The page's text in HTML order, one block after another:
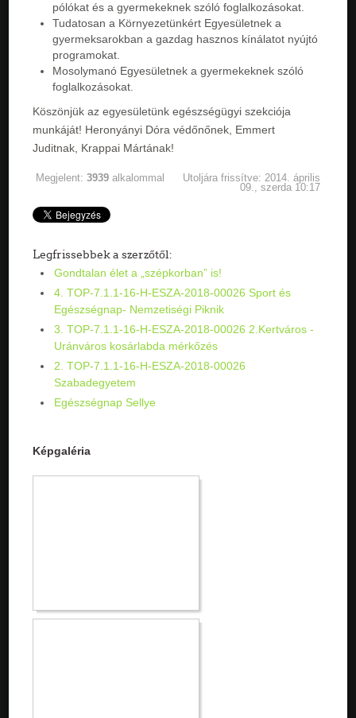
pólókat és a gyermekeknek szóló foglalkozásokat.
Tudatosan a Környezetünkért Egyesületnek a
gyermeksarokban a gazdag hasznos kínálatot nyújtó
programokat.
Mosolymanó Egyesületnek a gyermekeknek szóló
foglalkozásokat.
Köszönjük az egyesületünk egészségügyi szekciója
munkáját! Heronyányi Dóra védőnőnek, Emmert
Juditnak, Krappai Mártának!
Megjelent:3939 alkalommal
Utoljára frissítve: 2014. április
09., szerda 10:17
Legfrissebbek a szerzőtől:
Gondtalan élet a „szépkorban” is!
4. TOP-7.1.1-16-H-ESZA-2018-00026 Sport és
Egészségnap- Nemzetiségi Piknik
3. TOP-7.1.1-16-H-ESZA-2018-00026 2.Kertváros -
Uránváros kosárlabda mérkőzés
2. TOP-7.1.1-16-H-ESZA-2018-00026
Szabadegyetem
Egészségnap Sellye
Képgaléria